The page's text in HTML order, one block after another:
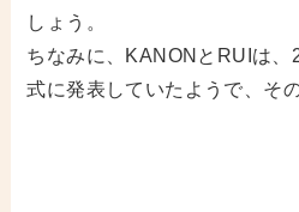
しょう。
ちなみに、KANONとRUIは、
式に発表していたようで、そ